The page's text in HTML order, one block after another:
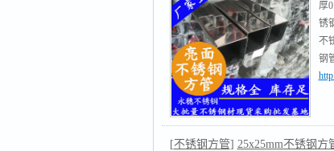
厚
锈
不
钢
不
[不锈钢方管] 25x25mm不锈钢方